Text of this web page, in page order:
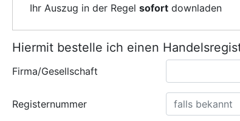
Ihr Auszug in der Regel sofort downladen
Hiermit bestelle ich einen
Firma/Gesellschaft
Registernummer